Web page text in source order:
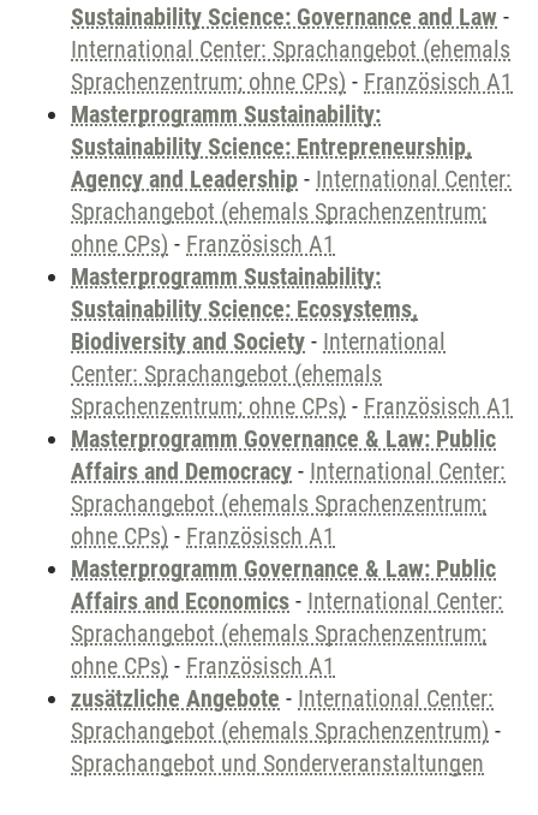
Sustainability Science: Governance and Law -
International Center: Sprachangebot (ehemals
Sprachenzentrum; ohne CPs) - Französisch A1
Masterprogramm Sustainability:
Sustainability Science: Entrepreneurship,
Agency and Leadership - International Center:
Sprachangebot (ehemals Sprachenzentrum;
ohne CPs) - Französisch A1
Masterprogramm Sustainability:
Sustainability Science: Ecosystems,
Biodiversity and Society - International
Center: Sprachangebot (ehemals
Sprachenzentrum; ohne CPs) - Französisch A1
Masterprogramm Governance & Law: Public
Affairs and Democracy - International Center:
Sprachangebot (ehemals Sprachenzentrum;
ohne CPs) - Französisch A1
Masterprogramm Governance & Law: Public
Affairs and Economics - International Center:
Sprachangebot (ehemals Sprachenzentrum;
ohne CPs) - Französisch A1
zusätzliche Angebote - International Center:
Sprachangebot (ehemals Sprachenzentrum) -
Sprachangebot und Sonderveranstaltungen